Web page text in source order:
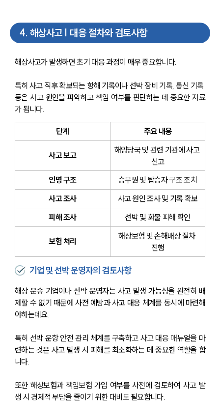
4. 해상사고 | 대응 절차와 검토사항
해상사고가 발생하면 초기 대응 과정이 매우 중요합니다.
특히 사고 직후 확보되는 항해 기록이나 선박 장비 기록, 통신 기록
등은 사고 원인을 파악하고 책임 여부를 판단하는 데 중요한 자료
가 됩니다.
단계 주요 내용
사고 보고
해양당국 및 관련 기관에 사고
신고
인명 구조
승무원 및 탑승자 구조 조치
사고 조사
사고 원인 조사 및 기록 확보
피해 조사
선박 및 화물 피해 확인
보험 처리
해상보험 및 손해배상 절차
진행
기업 및 선박 운영자의 검토사항
해상 운송 기업이나 선박 운영자는 사고 발생 가능성을 완전히 배
제할 수 없기 때문에 사전 예방과 사고 대응 체계를 동시에 마련해
야하는데요.
특히 선박 운항 안전 관리 체계를 구축하고 사고 대응 매뉴얼을 마
련하는 것은 사고 발생 시 피해를 최소화하는 데 중요한 역할을 합
니다.
또한 해상보험과 책임보험 가입 여부를 사전에 검토하여 사고 발
생 시 경제적 부담을 줄이기 위한 대비도 필요합니다.